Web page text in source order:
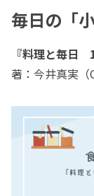
毎日の「
『料理と毎日
著：今井真実（